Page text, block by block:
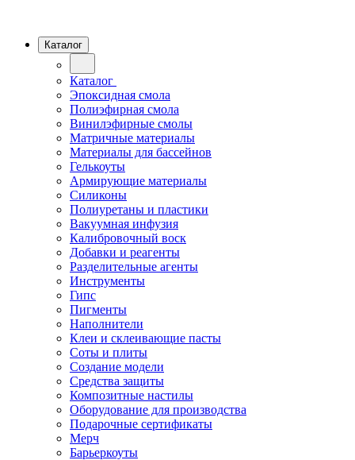
Каталог
Каталог
Эпоксидная смола
Полиэфирная смола
Винилэфирные смолы
Матричные материалы
Материалы для бассейнов
Гелькоуты
Армирующие материалы
Силиконы
Полиуретаны и пластики
Вакуумная инфузия
Калибровочный воск
Добавки и реагенты
Разделительные агенты
Инструменты
Гипс
Пигменты
Наполнители
Клеи и склеивающие пасты
Соты и плиты
Создание модели
Средства защиты
Композитные настилы
Оборудование для производства
Подарочные сертификаты
Мерч
Барьеркоуты